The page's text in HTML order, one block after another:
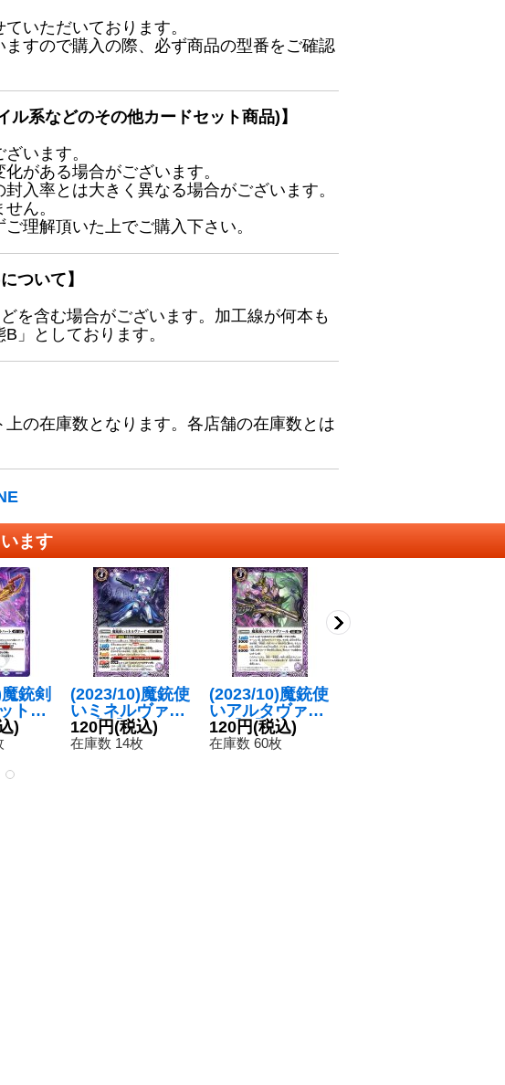
いただいております。
すので購入の際、必ず商品の型番をご確認
ル系などのその他カードセット商品)】
います。
がある場合がございます。
入率とは大きく異なる場合がございます。
ん。
理解頂いた上でご購入下さい。
ついて】
を含む場合がございます。加工線が何本も
」としております。
の在庫数となります。各店舗の在庫数とは
ます
銃剣
トハ
)
(2023/10)魔銃使
いミネルヴァー
ナ【C】{BS65-
014}《紫》
120円(税込)
在庫数 14枚
(2023/10)魔銃使
いアルタヴァー
ル【R】{BS65-
012}《紫》
120円(税込)
在庫数 60枚